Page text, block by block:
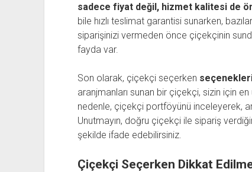
sadece fiyat değil, hizmet kalitesi de
bile hızlı teslimat garantisi sunarken,
siparişinizi vermeden önce çiçekçinin
fayda var.
Son olarak, çiçekçi seçerken
aranjmanları sunan bir çiçekçi, sizin için en
nedenle, çiçekçi portföyünü inceleyerek,
Unutmayın, doğru çiçekçi ile sipariş
şekilde ifade edebilirsiniz.
Çiçekçi Seçerken Dikkat